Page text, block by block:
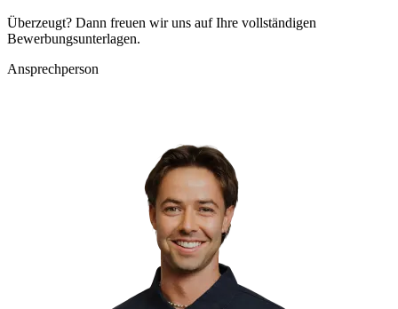
Überzeugt? Dann freuen wir uns auf Ihre vollständigen
Bewerbungsunterlagen.
Ansprechperson